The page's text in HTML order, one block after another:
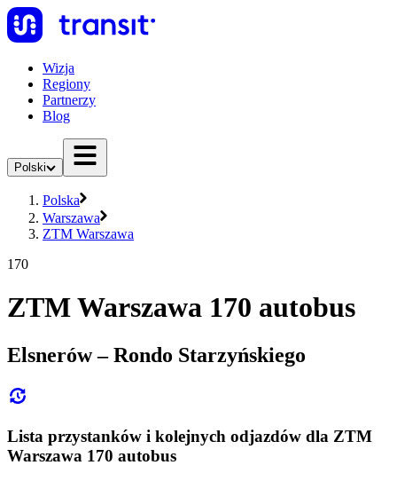
Wizja
Regiony
Partnerzy
Blog
Polski
Polska
Warszawa
ZTM Warszawa
170
ZTM Warszawa 170 autobus
Elsnerów – Rondo Starzyńskiego
Lista przystanków i kolejnych odjazdów dla ZTM
Warszawa 170 autobus